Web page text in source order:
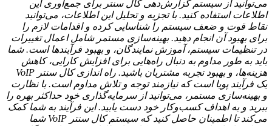
می‌توانید از سیستم گزارش‌دهی کال سنتر برای جمع‌آوری این
اطلاعات استفاده کنید. با تجزیه و تحلیل این اطلاعات، می‌توانید
نقاط قوت و ضعف سیستم را شناسایی کرده و اقدامات لازم را
برای بهبود آن انجام دهید. بهینه‌سازی مستمر شامل اعمال تغییرات
در تنظیمات سیستم، آموزش نمایندگان، و بهبود فرآیندها است. شما
باید به طور مداوم به دنبال راه‌هایی برای افزایش کارایی، کاهش
هزینه‌ها، و بهبود تجربه مشتریان باشید. راه اندازی کال سنتر VoIP
یک فرآیند پویا است که نیازمند توجه و تلاش مداوم است. با نظارت
و بهینه‌سازی مستمر، می‌توانید از سرمایه‌گذاری خود حداکثر بهره را
ببرید و به اهداف کسب‌وکار خود دست یابید. این فرآیند به شما کمک
می‌کند تا اطمینان حاصل کنید که سیستم کال سنتر VoIP شما